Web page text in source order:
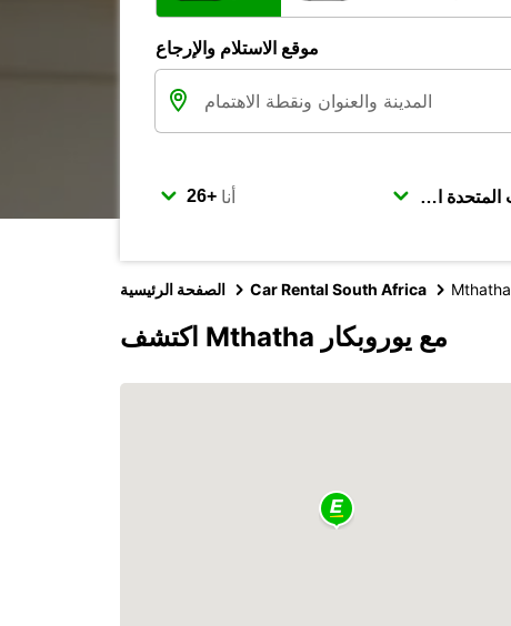
موقع الاستلام والإرجاع
أنا
الصفحة الرئيسية Car Rental South Africa Mthatha
اكتشف Mthatha مع يوروبكار